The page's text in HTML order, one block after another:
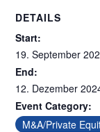
DETAILS
Start:
19. September
End:
12. Dezember
Event Category:
M&A/Private